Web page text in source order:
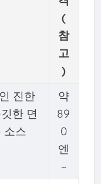
(
참
고
)
진한
한 면
소스
약
89
0
엔
~